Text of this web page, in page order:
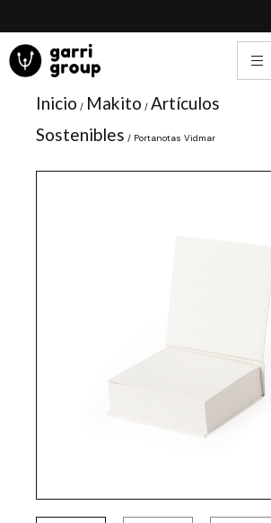
contenido
Inicio / Makito / Artículos
Sostenibles / Portanotas Vidmar